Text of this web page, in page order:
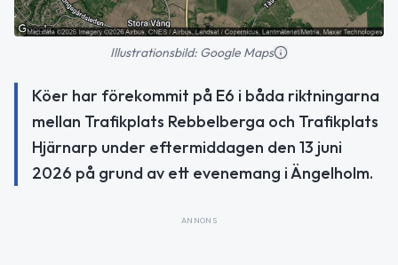
Illustrationsbild: Google Maps
Köer har förekommit på E6 i båda riktningarna
mellan Trafikplats Rebbelberga och Trafikplats
Hjärnarp under eftermiddagen den 13 juni
2026 på grund av ett evenemang i Ängelholm.
ANNONS